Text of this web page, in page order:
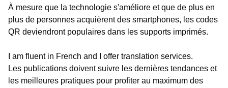
À mesure que la technologie s'améliore et que de plus en
plus de personnes acquièrent des smartphones, les codes
QR deviendront populaires dans les supports imprimés.
I am fluent in French and I offer translation services.
Les publications doivent suivre les dernières tendances et
les meilleures pratiques pour profiter au maximum des